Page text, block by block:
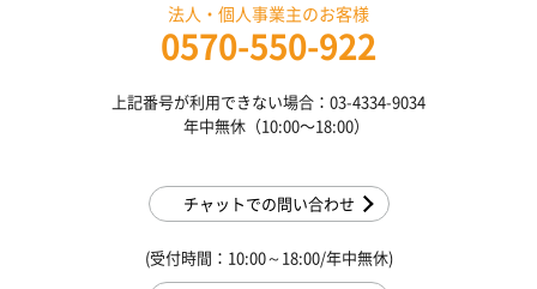
法人・個人事業主のお客様
0570-550-922
上記番号が利用できない場合：03-4334-9034
年中無休（10:00〜18:00）
チャットでの問い合わせ
(受付時間：10:00～18:00/年中無休)